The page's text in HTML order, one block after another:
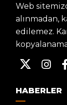
Web
alınmadan,
edilemez.
HABERLER